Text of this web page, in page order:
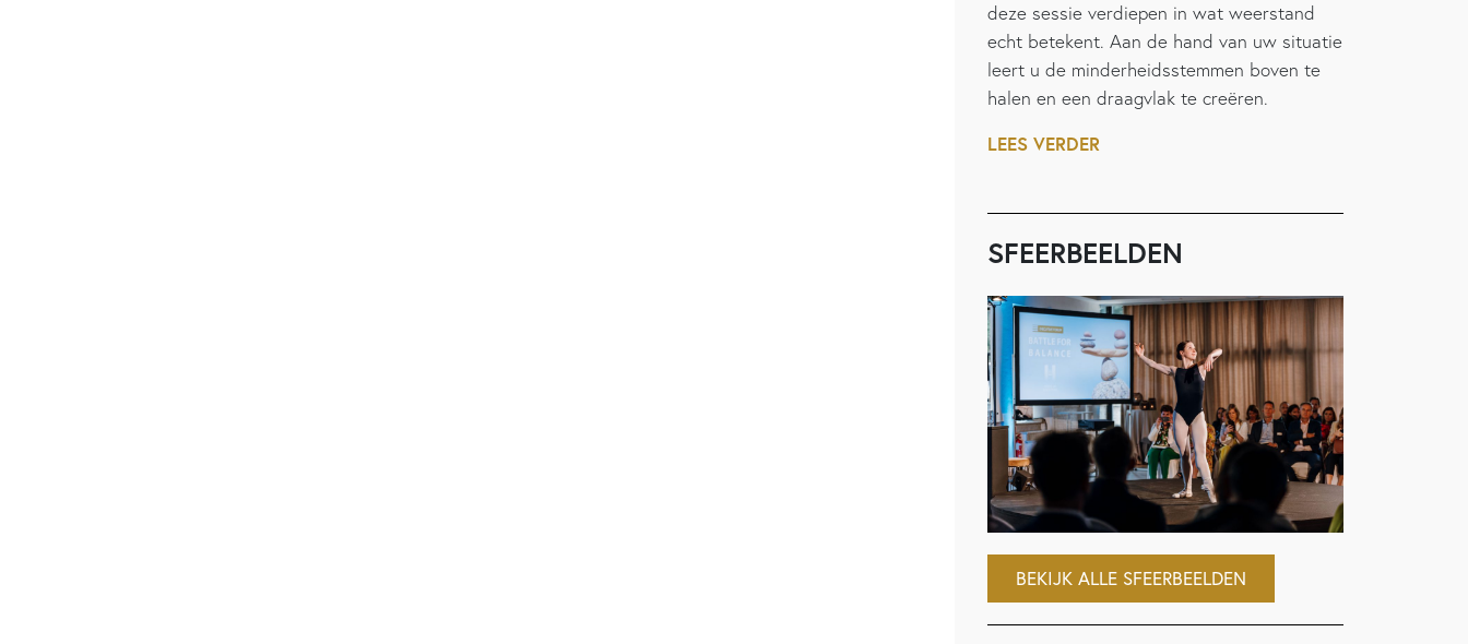
deze sessie verdiepen in wat weerstand
echt betekent. Aan de hand van uw situatie
leert u de minderheidsstemmen boven te
halen en een draagvlak te creëren.
LEES VERDER
SFEERBEELDEN
BEKIJK ALLE SFEERBEELDEN